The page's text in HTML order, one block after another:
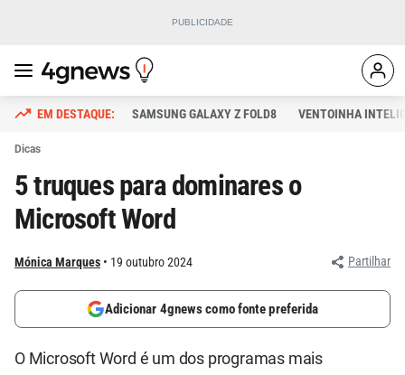
SAMSUNG GALAXY Z FOLD8 VENTOINHA
Dicas
5 truques para dominares o
Microsoft Word
Mónica Marques 19 outubro 2024 Partilhar
Adicionar 4gnews como fonte preferida
O Microsoft Word é um dos programas mais